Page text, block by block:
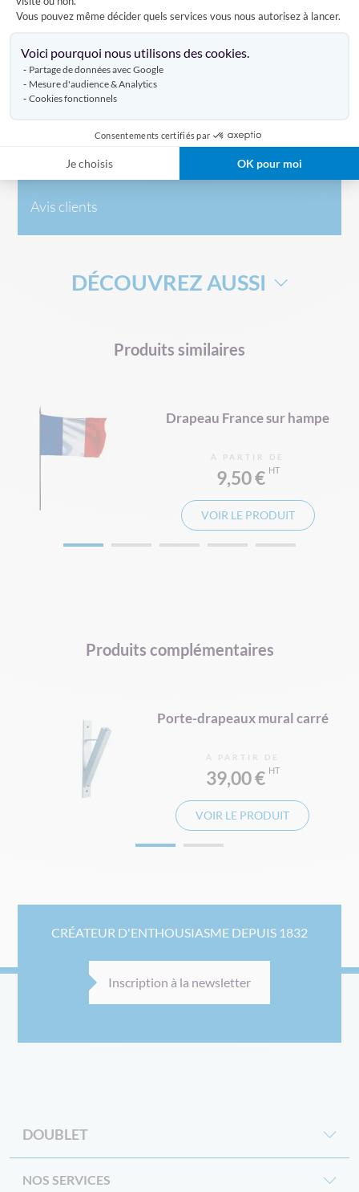
Vous pouvez même décider quels services vous nous autorisez à lancer.
Voici pourquoi nous utilisons des cookies.
Partage de données avec Google
Mesure d'audience & Analytics
Cookies fonctionnels
Consentements certifiés par
Je choisis OK pour moi
porte-drapeaux en acier dans lequel vous pourrez
Caractéristiques
Avis clients
DÉCOUVREZ AUSSI
Produits similaires
Drapeau France sur hampe
À PARTIR DE
9,50 €
VOIR LE PRODUIT
Produits complémentaires
Porte-drapeaux mural carré
À PARTIR DE
39,00 €
VOIR LE PRODUIT
CRÉATEUR D'ENTHOUSIASME DEPUIS 1832
Inscription à la newsletter
DOUBLET
NOS SERVICES